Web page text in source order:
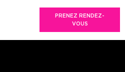
PRENEZ RENDEZ-
VOUS